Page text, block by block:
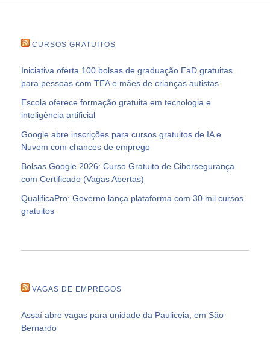
CURSOS GRATUITOS
Iniciativa oferta 100 bolsas de graduação EaD gratuitas
para pessoas com TEA e mães de crianças autistas
Escola oferece formação gratuita em tecnologia e
inteligência artificial
Google abre inscrições para cursos gratuitos de IA e
Nuvem com chances de emprego
Bolsas Google 2026: Curso Gratuito de Cibersegurança
com Certificado (Vagas Abertas)
QualificaPro: Governo lança plataforma com 30 mil cursos
gratuitos
VAGAS DE EMPREGOS
Assaí abre vagas para unidade da Pauliceia, em São
Bernardo